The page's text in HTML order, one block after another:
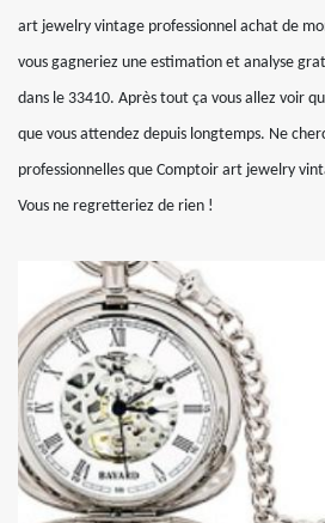
art jewelry vintage professionnel achat de
vous gagneriez une estimation et analyse
dans le 33410. Après tout ça vous allez voir
que vous attendez depuis longtemps. Ne
professionnelles que Comptoir art jewelry
Vous ne regretteriez de rien !